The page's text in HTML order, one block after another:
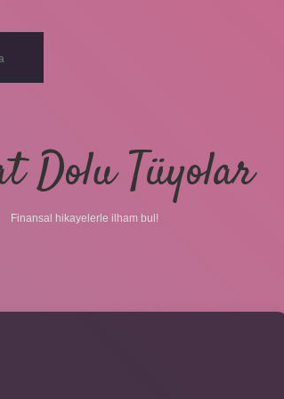
Dolu Tüyolar
Finansal hikayelerle ilham bul!